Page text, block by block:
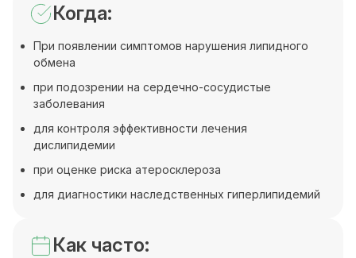
Когда:
При появлении симптомов нарушения липидного
обмена
при подозрении на сердечно-сосудистые
заболевания
для контроля эффективности лечения
дислипидемии
при оценке риска атеросклероза
для диагностики наследственных гиперлипидемий
Как часто: